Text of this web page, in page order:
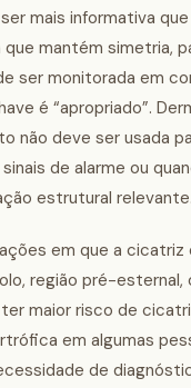
mais informativa
que mantém simetria,
ser monitorada em
é “apropriado”.
não deve ser usada
de alarme ou
estrutural relevante.
em que a cicatriz
região pré-esternal,
maior risco de
em algumas
de